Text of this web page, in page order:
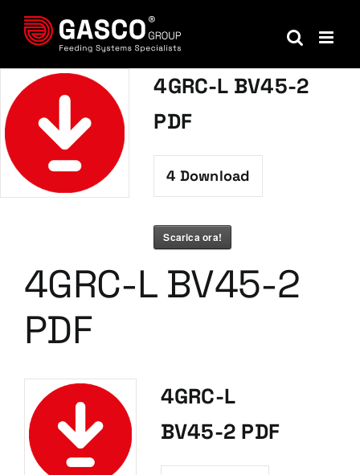
contenuto
4GRC-L BV45-2
PDF
4 Download
Scarica ora!
4GRC-L BV45-2
PDF
4GRC-L
BV45-2 PDF